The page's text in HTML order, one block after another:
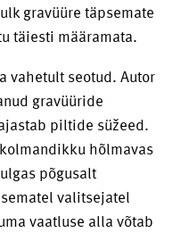
gravüüre täpsemate
täiesti määramata.
vahetult seotud. Autor
gravüüride
piltide süžeed.
hõlmavas
põgusalt
valitsejatel
vaatluse alla võtab